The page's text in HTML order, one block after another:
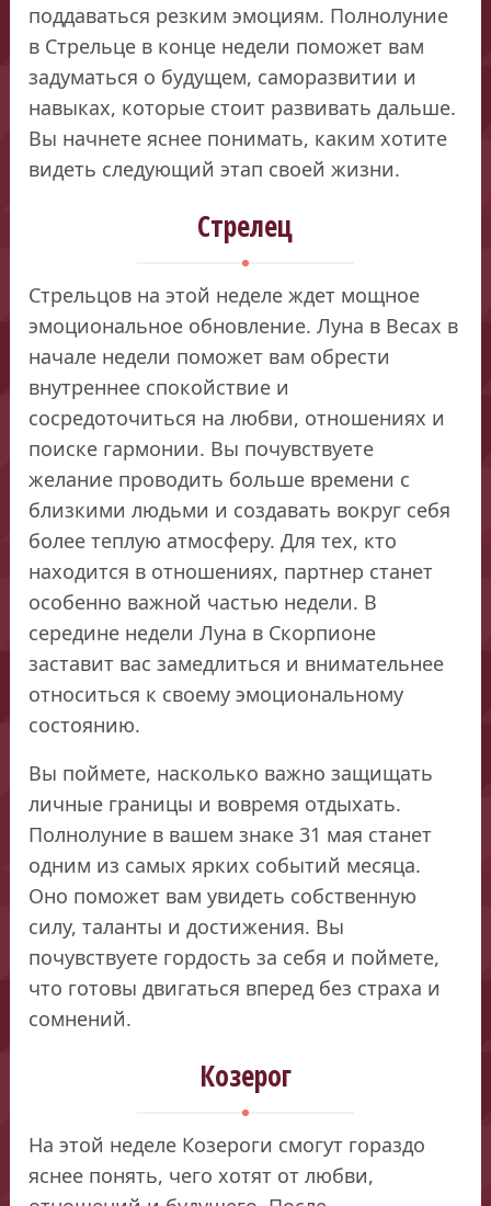
поддаваться резким эмоциям. Полнолуние
в Стрельце в конце недели поможет вам
задуматься о будущем, саморазвитии и
навыках, которые стоит развивать дальше.
Вы начнете яснее понимать, каким хотите
видеть следующий этап своей жизни.
Стрелец
Стрельцов на этой неделе ждет мощное
эмоциональное обновление. Луна в Весах в
начале недели поможет вам обрести
внутреннее спокойствие и
сосредоточиться на любви, отношениях и
поиске гармонии. Вы почувствуете
желание проводить больше времени с
близкими людьми и создавать вокруг себя
более теплую атмосферу. Для тех, кто
находится в отношениях, партнер станет
особенно важной частью недели. В
середине недели Луна в Скорпионе
заставит вас замедлиться и внимательнее
относиться к своему эмоциональному
состоянию.
Вы поймете, насколько важно защищать
личные границы и вовремя отдыхать.
Полнолуние в вашем знаке 31 мая станет
одним из самых ярких событий месяца.
Оно поможет вам увидеть собственную
силу, таланты и достижения. Вы
почувствуете гордость за себя и поймете,
что готовы двигаться вперед без страха и
сомнений.
Козерог
На этой неделе Козероги смогут гораздо
яснее понять, чего хотят от любви,